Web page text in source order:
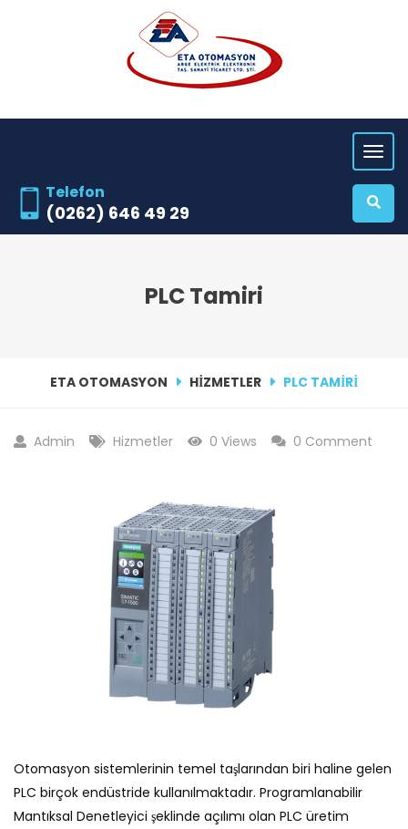
Telefon
(0262) 646 49 29
PLC Tamiri
ETA OTOMASYON HIZMETLER PLC TAMIRI
Admin Hizmetler 0 Views 0 Comment
Otomasyon sistemlerinin temel taşlarından biri haline gelen
PLC birçok endüstride kullanılmaktadır. Programlanabilir
Mantıksal Denetleyici şeklinde açılımı olan PLC üretim